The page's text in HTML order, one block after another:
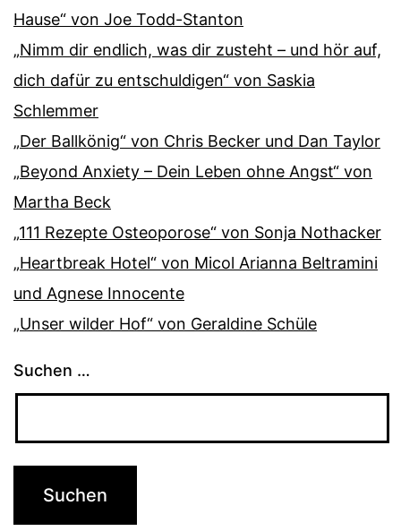
Hause“ von Joe Todd-Stanton
„Nimm dir endlich, was dir zusteht – und hör auf,
dich dafür zu entschuldigen“ von Saskia
Schlemmer
„Der Ballkönig“ von Chris Becker und Dan Taylor
„Beyond Anxiety – Dein Leben ohne Angst“ von
Martha Beck
„111 Rezepte Osteoporose“ von Sonja Nothacker
„Heartbreak Hotel“ von Micol Arianna Beltramini
und Agnese Innocente
„Unser wilder Hof“ von Geraldine Schüle
Suchen …